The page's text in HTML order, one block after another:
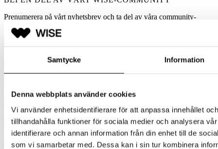
Samtycke Information
Denna webbplats använder cookies
Vi använder enhetsidentifierare för att anpassa innehållet
tillhandahålla funktioner för sociala medier och analysera
identifierare och annan information från din enhet till de
som vi samarbetar med. Dessa kan i sin tur kombinera
Prenumerera på vårt nyhetsbrev och ta del av våra community-
States
+1